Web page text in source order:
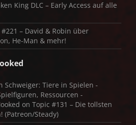
King DLC – Early Access auf alle
– David & Robin über
He-Man & mehr!
Schweiger: Tiere in Spielen -
Ressourcen -
on Topic #131 – Die tollsten
(Patreon/Steady)